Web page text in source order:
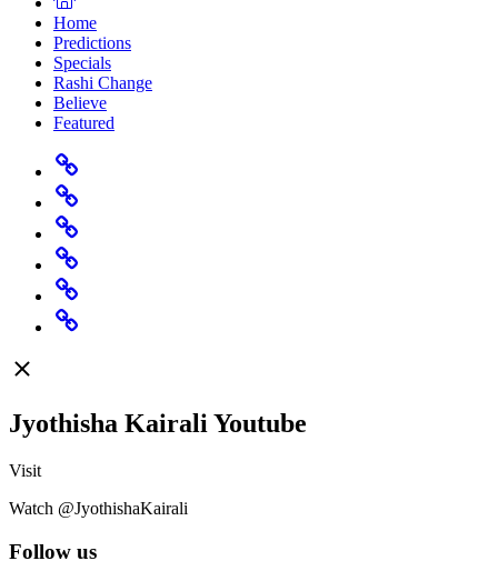
Home
Predictions
Specials
Rashi Change
Believe
Featured
Home
Predictions
Specials
Rashi
Change
Believe
Featured
Jyothisha Kairali Youtube
Visit
Watch @JyothishaKairali
Follow us